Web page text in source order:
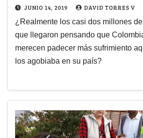
JUNIO 14, 2019 DAVID TORRES V
¿Realmente los casi dos millones
que llegaron pensando que
merecen padecer más sufrimiento
los agobiaba en su país?